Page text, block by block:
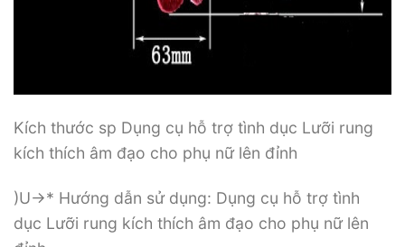
Kích thước sp Dụng cụ hỗ trợ tình dục Lưỡi rung
kích thích âm đạo cho phụ nữ lên đỉnh
)U->* Hướng dẫn sử dụng: Dụng cụ hỗ trợ tình
dục Lưỡi rung kích thích âm đạo cho phụ nữ lên